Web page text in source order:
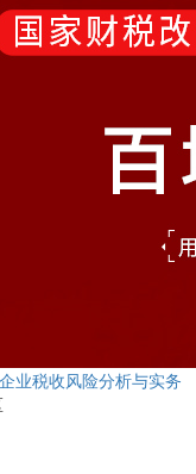
业税收风险分析与实务